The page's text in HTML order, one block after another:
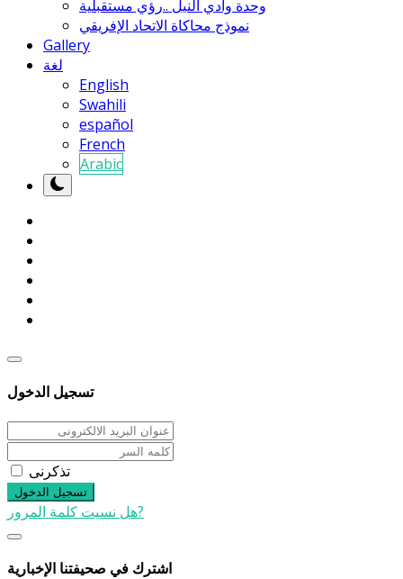
وحدة وادي النيل ..رؤي مستقبلية
نموذج محاكاة الاتحاد الإفريقي
Gallery
لغة
English
Swahili
español
French
Arabic
تسجيل الدخول
تذكرنى
تسجيل الدخول
هل نسيت كلمة المرور?
اشترك في صحيفتنا الإخبارية